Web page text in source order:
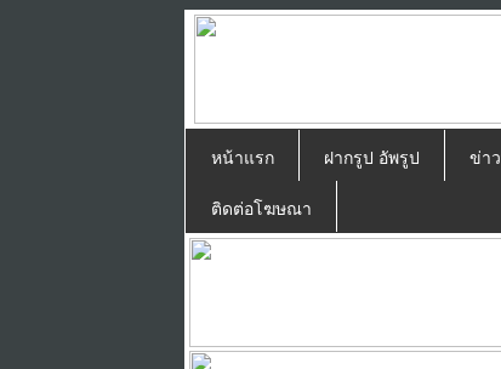
หน้าแรก ฝากรูป อัพรูป ข่า
ติดต่อโฆษณา